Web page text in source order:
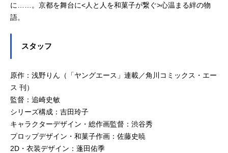
に……。京都を舞台に<人と人を和菓子が繋ぐ>心温まる絆の物
語。
スタッフ
原作：浅野りん（「ヤングエース」連載／角川コミックス・エー
ス 刊）
監督：追崎史敏
シリーズ構成：吉田玲子
キャラクターデザイン・総作画監督：渋谷秀
プロップデザイン・和菓子作画：佐藤史暁
2D・衣装デザイン：蓬田佑季